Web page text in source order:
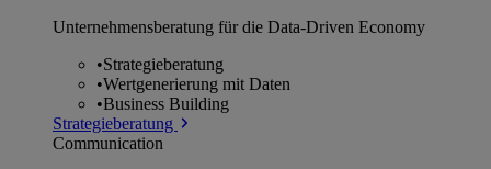
Unternehmens­beratung für die Data-Driven Economy
•Strategieberatung
•Wertgenerierung mit Daten
•Business Building
Strategieberatung
Communication